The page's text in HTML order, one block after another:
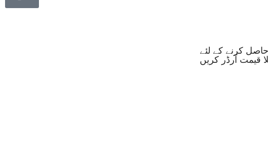
کرنے کے لئے
قیمت آرڈر کریں